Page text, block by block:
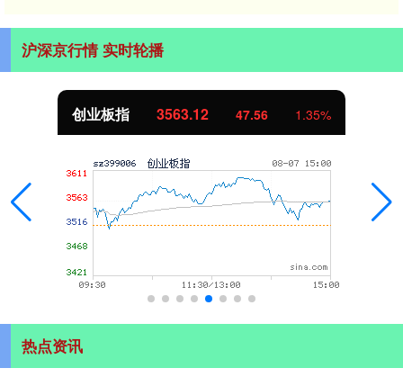
沪深京行情 实时轮播
创业板指 3563.12 47.56 1.35%
热点资讯